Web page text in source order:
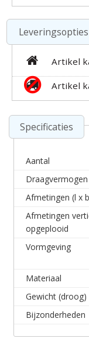
Leveringsopties
Artikel
Artikel
Specificaties
Aantal
Draagvermogen
Afmetingen (l x
Afmetingen
opgeplooid
Vormgeving
Materiaal
Gewicht (droog)
Bijzonderheden